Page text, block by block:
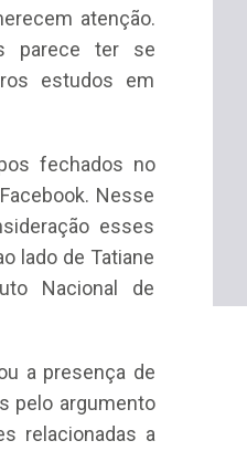
atenção.
parece ter se
estudos em
fechados no
Nesse
esses
lado de Tatiane
Nacional de
a presença de
pelo argumento
relacionadas a